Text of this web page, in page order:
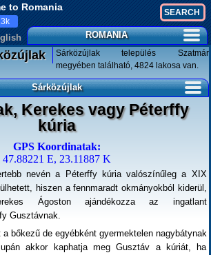
to Romania
ROMANIA
Sárközújlak település Szatmár
megyében található, 4824 lakosa van.
Sárközújlak
Kerekes vagy Péterffy
kúria
GPS Koordinatak:
47.88221 E, 23.11887 K
nevén a Péterffy kúria valószínűleg a XIX
hiszen a fennmaradt okmányokból kiderül,
Ágoston ajándékozza az ingatlant
Gusztávnak.
bőkezű de egyébként gyermektelen nagybátynak
akkor kaphatja meg Gusztáv a kúriát, ha